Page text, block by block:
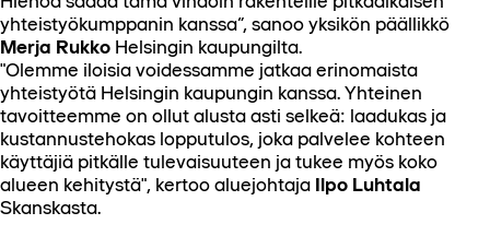
yhteistyökumppanin kanssa”, sanoo yksikön päällikkö
Merja Rukko Helsingin kaupungilta.
"Olemme iloisia voidessamme jatkaa erinomaista
yhteistyötä Helsingin kaupungin kanssa. Yhteinen
tavoitteemme on ollut alusta asti selkeä: laadukas ja
kustannustehokas lopputulos, joka palvelee kohteen
käyttäjiä pitkälle tulevaisuuteen ja tukee myös koko
alueen kehitystä", kertoo aluejohtaja Ilpo Luhtala
Skanskasta.